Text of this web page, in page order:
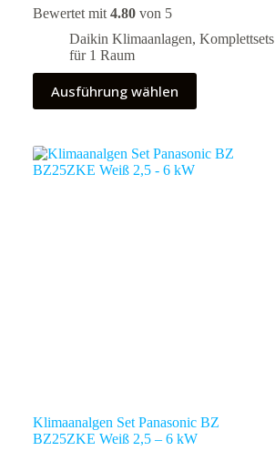
bis
5.670,00 €
Bewertet mit 4.80von 5
Daikin Klimaanlagen, Komplettsets
für 1 Raum
Ausführung wählen
Dieses
Produkt
weist
Varianten
auf.
Die
Klimaanalgen Set Panasonic BZ
BZ25ZKE Weiß 2,5 – 6 kW